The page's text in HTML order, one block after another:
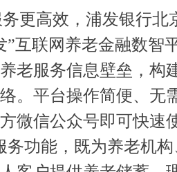
更高效，浦发银行北
”互联网养老金融数智
老服务信息壁垒，构
。平台操作简便、无
微信公众号即可快速
务功能，既为养老机